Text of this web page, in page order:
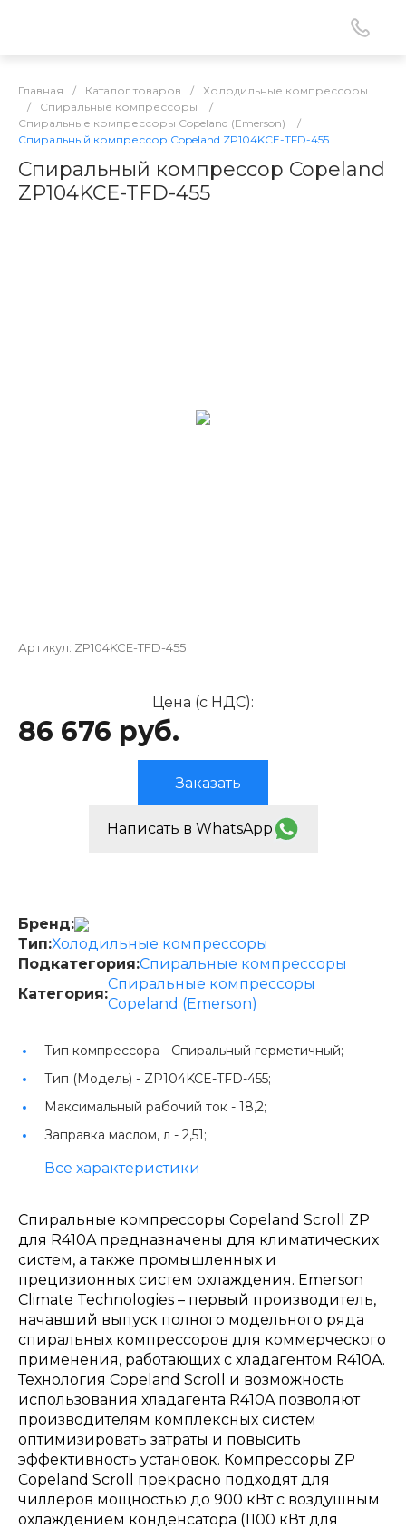
Главная / Каталог товаров /
Холодильные компрессоры
/
Спиральные компрессоры
/
Спиральные компрессоры Copeland (Emerson)
/
Спиральный компрессор Copeland ZP104KCE-TFD-455
Спиральный компрессор Copeland
ZP104KCE-TFD-455
Артикул: ZP104KCE-TFD-455
Цена (с НДС):
86 676 руб.
Заказать
Написать в WhatsApp
Бренд:
Тип:Холодильные компрессоры
Подкатегория:Спиральные компрессоры
Категория:
Спиральные компрессоры
Copeland (Emerson)
Тип компрессора - Спиральный герметичный;
Тип (Модель) - ZP104KCE-TFD-455;
Максимальный рабочий ток - 18,2;
Заправка маслом, л - 2,51;
Все характеристики
Спиральные компрессоры Copeland Scroll ZР
для R410A предназначены для климатических
систем, а также промышленных и
прецизионных систем охлаждения. Emerson
Climate Technologies – первый производитель,
начавший выпуск полного модельного ряда
спиральных компрессоров для коммерческого
применения, работающих с хладагентом R410A.
Технология Copeland Scroll и возможность
использования хладагента R410A позволяют
производителям комплексных систем
оптимизировать затраты и повысить
эффективность установок. Компрессоры ZP
Copeland Scroll прекрасно подходят для
чиллеров мощностью до 900 кВт с воздушным
охлаждением конденсатора (1100 кВт для